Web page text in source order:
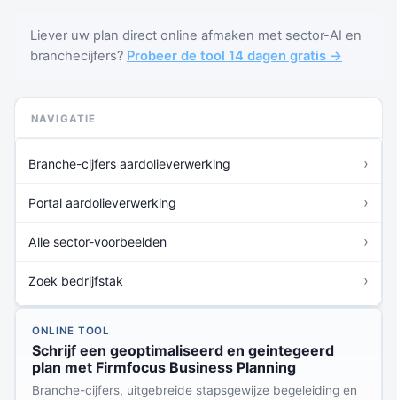
Liever uw plan direct online afmaken met sector-AI en
branchecijfers? Probeer de tool 14 dagen gratis →
NAVIGATIE
Branche-cijfers aardolieverwerking ›
Portal aardolieverwerking ›
Alle sector-voorbeelden ›
Zoek bedrijfstak ›
ONLINE TOOL
Schrijf een geoptimaliseerd en geintegeerd
plan met Firmfocus Business Planning
Branche-cijfers, uitgebreide stapsgewijze begeleiding en